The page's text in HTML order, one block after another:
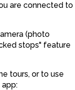
are connected to
(photo
stops" feature
tours, or to use
app: